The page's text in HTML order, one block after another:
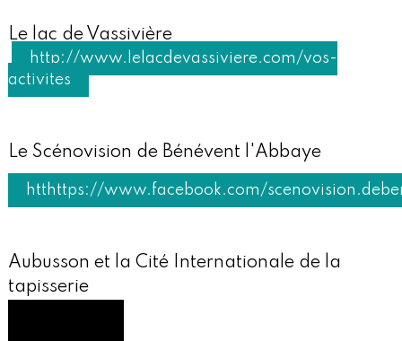
Le lac de Vassivière
http://www.lelacdevassiviere.com/vos-
activites
Le Scénovision de Bénévent l'Abbaye
htthttps://www.facebook.com/
Aubusson et la Cité Internationale de la
tapisserie